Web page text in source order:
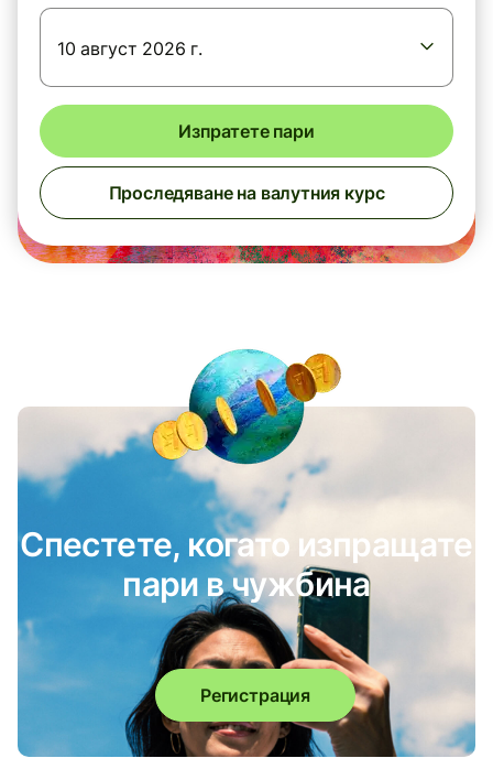
10 август 2026 г.
Изпратете пари
Проследяване на валутния курс
Спестете, когато изпращате
пари в чужбина
Регистрация